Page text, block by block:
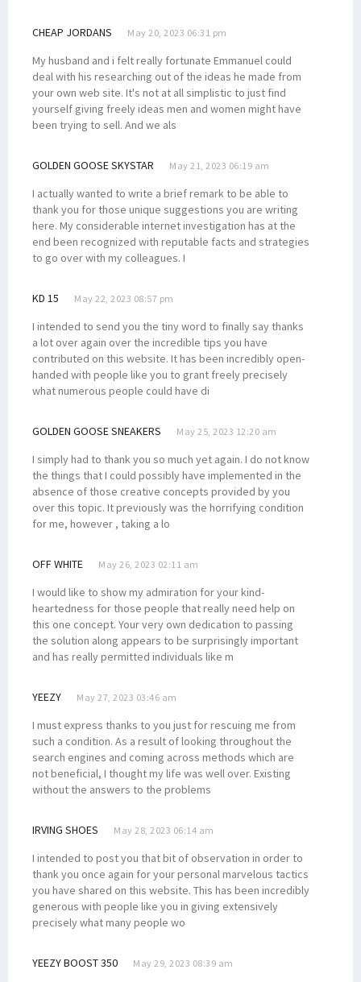
CHEAP JORDANS May 20, 2023 06:31 pm
My husband and i felt really fortunate Emmanuel could
deal with his researching out of the ideas he made from
your own web site. It's not at all simplistic to just find
yourself giving freely ideas men and women might have
been trying to sell. And we als
GOLDEN GOOSE SKYSTAR May 21, 2023 06:19 am
I actually wanted to write a brief remark to be able to
thank you for those unique suggestions you are writing
here. My considerable internet investigation has at the
end been recognized with reputable facts and strategies
to go over with my colleagues. I
KD 15 May 22, 2023 08:57 pm
I intended to send you the tiny word to finally say thanks
a lot over again over the incredible tips you have
contributed on this website. It has been incredibly open-
handed with people like you to grant freely precisely
what numerous people could have di
GOLDEN GOOSE SNEAKERS May 25, 2023 12:20 am
I simply had to thank you so much yet again. I do not know
the things that I could possibly have implemented in the
absence of those creative concepts provided by you
over this topic. It previously was the horrifying condition
for me, however , taking a lo
OFF WHITE May 26, 2023 02:11 am
I would like to show my admiration for your kind-
heartedness for those people that really need help on
this one concept. Your very own dedication to passing
the solution along appears to be surprisingly important
and has really permitted individuals like m
YEEZY May 27, 2023 03:46 am
I must express thanks to you just for rescuing me from
such a condition. As a result of looking throughout the
search engines and coming across methods which are
not beneficial, I thought my life was well over. Existing
without the answers to the problems
IRVING SHOES May 28, 2023 06:14 am
I intended to post you that bit of observation in order to
thank you once again for your personal marvelous tactics
you have shared on this website. This has been incredibly
generous with people like you in giving extensively
precisely what many people wo
YEEZY BOOST 350 May 29, 2023 08:39 am